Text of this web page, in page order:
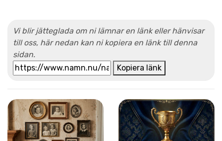
Vi blir jätteglada om ni lämnar en länk eller hänvisar
till oss, här nedan kan ni kopiera en länk till denna
sidan.
Kopiera länk